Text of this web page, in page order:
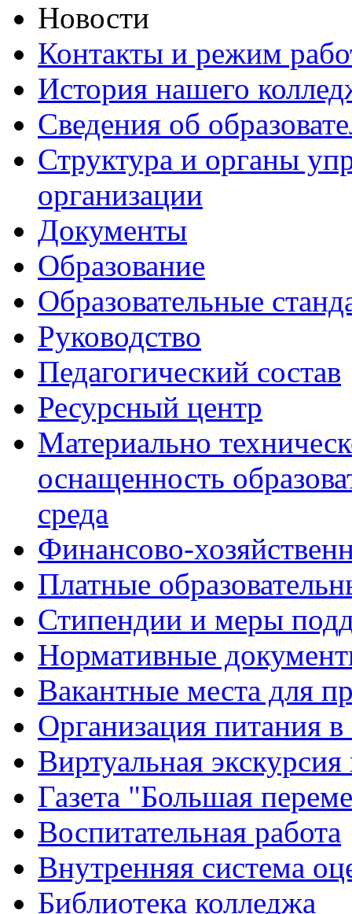
Новости
Контакты и режим
История нашего
Сведения об
Структура и органы
организации
Документы
Образование
Образовательные
Руководство
Педагогический состав
Ресурсный центр
Материально
оснащенность
среда
Финансово-
Платные
Стипендии и меры
Нормативные
Вакантные места для
Организация питания в
Виртуальная
Газета "Большая
Воспитательная работа
Внутренняя система
Библиотека колледжа